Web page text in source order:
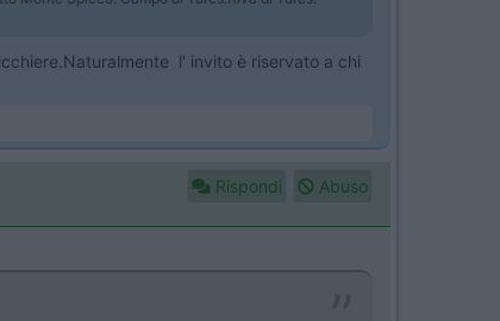
l' invito è riservato a chi
Rispondi Abuso